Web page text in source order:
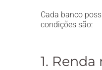
Cada banco
condições são:
1.